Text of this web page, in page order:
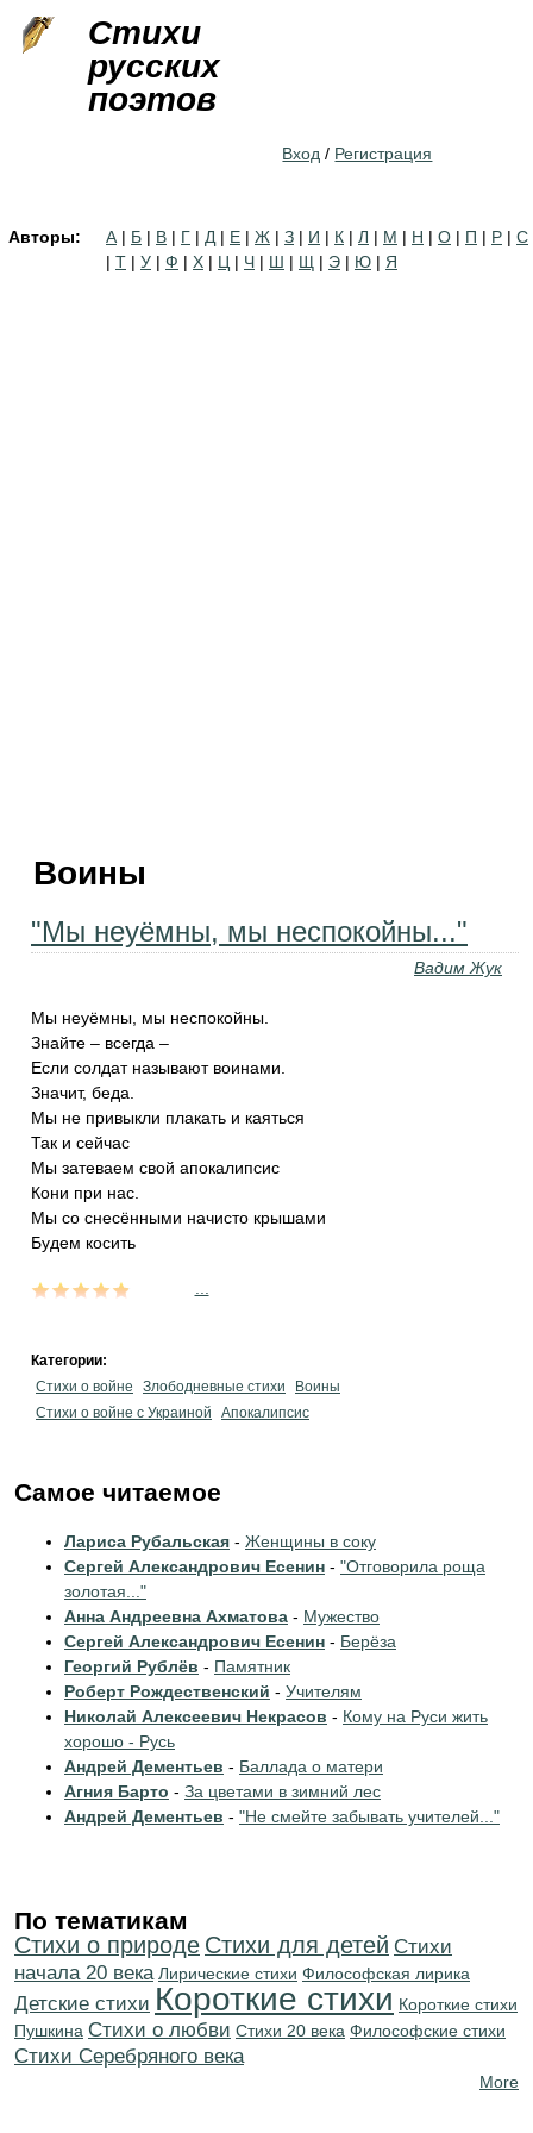
Стихи
русских
поэтов
Вход / Регистрация
Авторы: А | Б | В | Г | Д | Е | Ж | З | И | К | Л | М | Н | О | П | Р | С
| Т | У | Ф | Х | Ц | Ч | Ш | Щ | Э | Ю | Я
Воины
"Мы неуёмны, мы неспокойны..."
Вадим Жук
Мы неуёмны, мы неспокойны.
Знайте – всегда –
Если солдат называют воинами.
Значит, беда.
Мы не привыкли плакать и каяться
Так и сейчас
Мы затеваем свой апокалипсис
Кони при нас.
Мы со снесёнными начисто крышами
Будем косить
Категории:
Стихи о войне
Злободневные стихи
Воины
Стихи о войне с Украиной
Апокалипсис
Самое читаемое
Лариса Рубальская - Женщины в соку
Сергей Александрович Есенин - "Отговорила роща
золотая..."
Анна Андреевна Ахматова - Мужество
Сергей Александрович Есенин - Берёза
Георгий Рублёв - Памятник
Роберт Рождественский - Учителям
Николай Алексеевич Некрасов - Кому на Руси жить
хорошо - Русь
Андрей Дементьев - Баллада о матери
Агния Барто - За цветами в зимний лес
Андрей Дементьев - "Не смейте забывать учителей..."
По тематикам
Стихи о природе Стихи для детей Cтихи
начала 20 века Лирические стихи Философская лирика
Детские стихи Короткие стихи Короткие стихи
Пушкина Стихи о любви Стихи 20 века Философские стихи
Cтихи Серебряного века
More